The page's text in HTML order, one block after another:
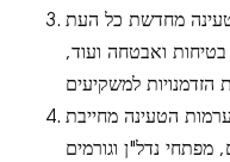
מחדשת כל העת
ואבטחה ועוד,
הטעינה מחייבת
מפתחי נדל"ן וגורמים